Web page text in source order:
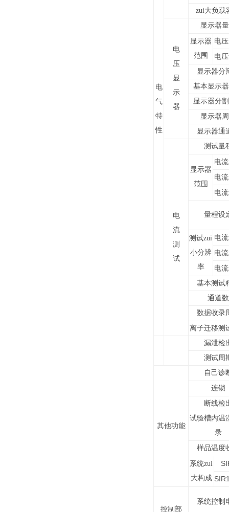
电
气
特
性
zui大负载
电
压
显
示
器
显示器
显示器
范围
电
电
显示器分
基本显示
显示器分
显示器
显示器通
电
流
测
试
测试量
显示器
范围
电
电
电
量程设
测试zui
小分辨
率
电
电
电
基本测试
通道数
数据收录
离子迁移测
漏泄检
测试周
其他功能
自己诊
连锁
断线检
试验槽内温
录
样品温度
系统zui
大构成
控制部
系统控制